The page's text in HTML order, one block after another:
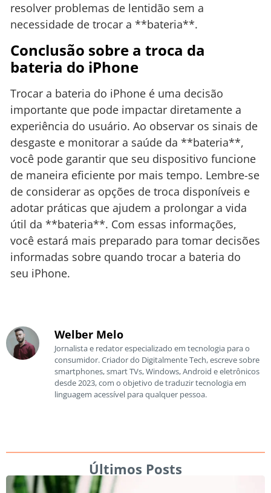
resolver problemas de lentidão sem a
necessidade de trocar a **bateria**.
Conclusão sobre a troca da
bateria do iPhone
Trocar a bateria do iPhone é uma decisão
importante que pode impactar diretamente a
experiência do usuário. Ao observar os sinais de
desgaste e monitorar a saúde da **bateria**,
você pode garantir que seu dispositivo funcione
de maneira eficiente por mais tempo. Lembre-se
de considerar as opções de troca disponíveis e
adotar práticas que ajudem a prolongar a vida
útil da **bateria**. Com essas informações,
você estará mais preparado para tomar decisões
informadas sobre quando trocar a bateria do
seu iPhone.
Welber Melo
Jornalista e redator especializado em tecnologia para o
consumidor. Criador do Digitalmente Tech, escreve sobre
smartphones, smart TVs, Windows, Android e eletrônicos
desde 2023, com o objetivo de traduzir tecnologia em
linguagem acessível para qualquer pessoa.
Últimos Posts